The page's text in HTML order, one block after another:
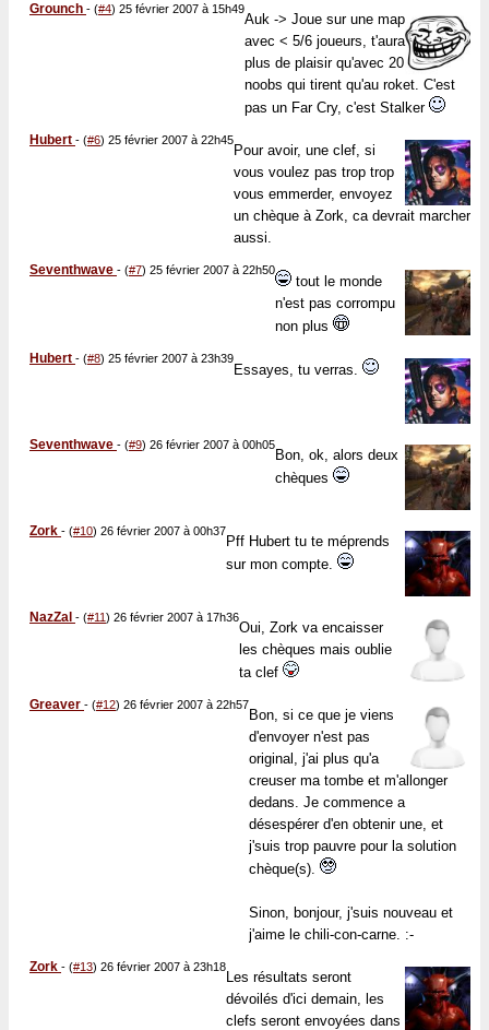
Grounch - (#4) 25 février 2007 à 15h49
Auk -> Joue sur une map
avec < 5/6 joueurs, t'aura
plus de plaisir qu'avec 20
noobs qui tirent qu'au roket. C'est
pas un Far Cry, c'est Stalker
Hubert - (#6) 25 février 2007 à 22h45
Pour avoir, une clef, si
vous voulez pas trop trop
vous emmerder, envoyez
un chèque à Zork, ca devrait marcher
aussi.
Seventhwave - (#7) 25 février 2007 à 22h50
tout le monde
n'est pas corrompu
non plus
Hubert - (#8) 25 février 2007 à 23h39
Essayes, tu verras.
Seventhwave - (#9) 26 février 2007 à 00h05
Bon, ok, alors deux
chèques
Zork - (#10) 26 février 2007 à 00h37
Pff Hubert tu te méprends
sur mon compte.
NazZal - (#11) 26 février 2007 à 17h36
Oui, Zork va encaisser
les chèques mais oublie
ta clef
Greaver - (#12) 26 février 2007 à 22h57
Bon, si ce que je viens
d'envoyer n'est pas
original, j'ai plus qu'a
creuser ma tombe et m'allonger
dedans. Je commence a
désespérer d'en obtenir une, et
j'suis trop pauvre pour la solution
chèque(s).
Sinon, bonjour, j'suis nouveau et
j'aime le chili-con-carne. :-
Zork - (#13) 26 février 2007 à 23h18
Les résultats seront
dévoilés d'ici demain, les
clefs seront envoyées dans